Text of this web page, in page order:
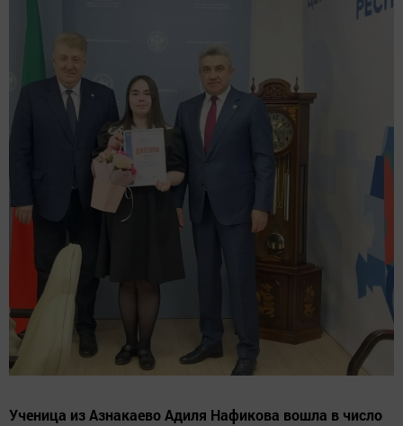
Ученица из Азнакаево Адиля Нафикова вошла в число